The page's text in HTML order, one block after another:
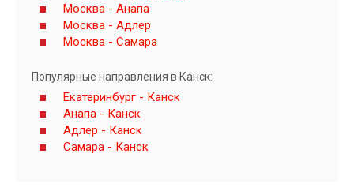
Москва - Анапа
Москва - Адлер
Москва - Самара
Популярные направления в Канск:
Екатеринбург - Канск
Анапа - Канск
Адлер - Канск
Самара - Канск